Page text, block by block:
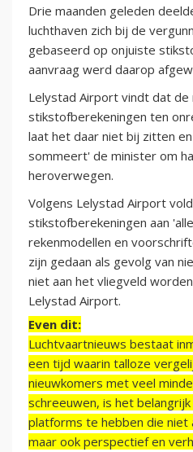
Drie maanden geleden
luchthaven zich bij de
gebaseerd op onjuiste
aanvraag werd daarop
Lelystad Airport vindt dat de
stikstofberekeningen ten
laat het daar niet bij zitten
sommeert' de minister om
heroverwegen.
Volgens Lelystad Airport
stikstofberekeningen aan
rekenmodellen en
zijn gedaan als gevolg van
niet aan het vliegveld
Lelystad Airport.
Even dit:
Luchtvaartnieuws bestaat
een tijd waarin talloze
nieuwkomers met veel
schreeuwen, is het
platforms te hebben die niet
maar ook perspectief en